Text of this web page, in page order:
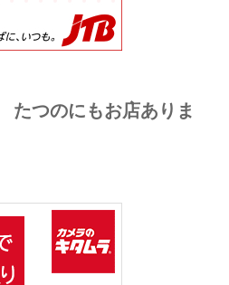
つのにもお店ありま